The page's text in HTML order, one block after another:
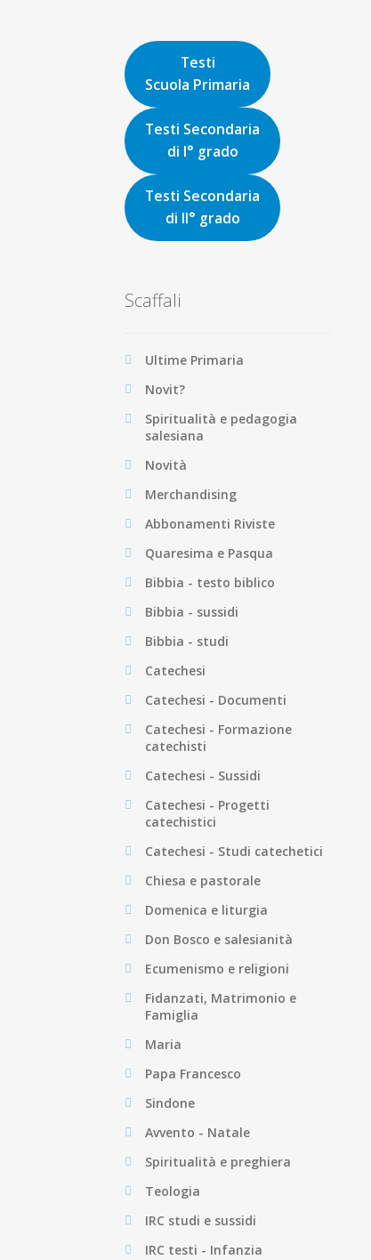
15,20€.
Testi
Scuola Primaria
Testi Secondaria
di I° grado
Testi Secondaria
di II° grado
Scaffali
Ultime Primaria
Novit?
Spiritualità e pedagogia
salesiana
Novità
Merchandising
Abbonamenti Riviste
Quaresima e Pasqua
Bibbia - testo biblico
Bibbia - sussidi
Bibbia - studi
Catechesi
Catechesi - Documenti
Catechesi - Formazione
catechisti
Catechesi - Sussidi
Catechesi - Progetti
catechistici
Catechesi - Studi catechetici
Chiesa e pastorale
Domenica e liturgia
Don Bosco e salesianità
Ecumenismo e religioni
Fidanzati, Matrimonio e
Famiglia
Maria
Papa Francesco
Sindone
Avvento - Natale
Spiritualità e preghiera
Teologia
IRC studi e sussidi
IRC testi - Infanzia